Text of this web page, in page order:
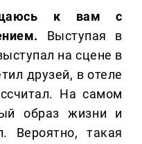
к вам с
Выступая в
на сцене в
друзей, в отеле
На самом
образ жизни и
Вероятно, такая